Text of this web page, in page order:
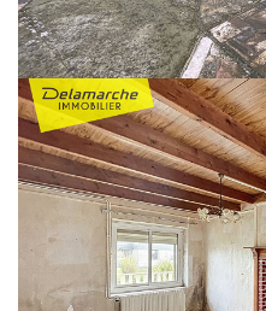
La maison d'habitation à moderniser
véranda avec cuisine d'été donnant
un séjour, un bureau et une salle
Au premier étage un palier dessert
avec un point d'eau.
Grenier au dessus.
Ce bien comprend de nombreuses
atelier avec WC, cave, cabanon de
La maison dispose d'un grand et
Système de chauffage central fuel
Cette maison est proposée au prix
Ne manquez pas cette occasion de